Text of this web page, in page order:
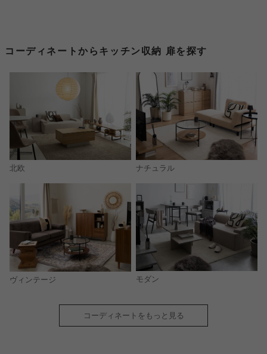
コーディネートからキッチン収納 扉を探す
北欧 ナチュラル
ヴィンテージ モダン
コーディネートをもっと見る